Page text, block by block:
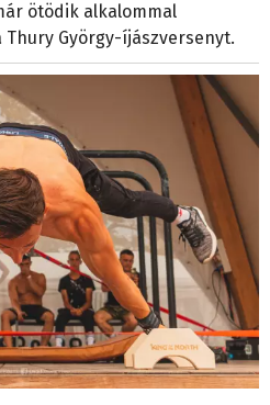
ötödik alkalommal
György-íjászversenyt.